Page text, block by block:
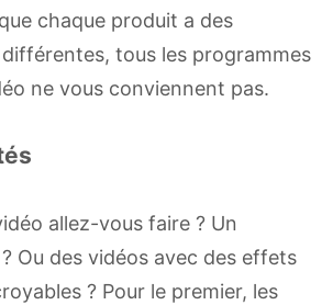
chaque produit a des
tous les programmes
ne vous conviennent pas.
allez-vous faire ? Un
Ou des vidéos avec des effets
? Pour le premier, les